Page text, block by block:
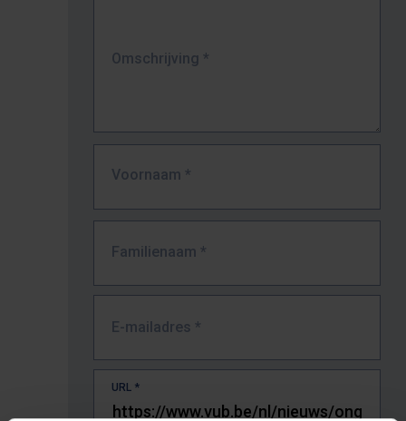
Omschrijving *
Voornaam *
Familienaam *
E-mailadres *
URL *